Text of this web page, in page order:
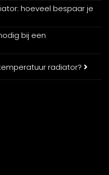
hoeveel bespaar je
bij een
radiator?